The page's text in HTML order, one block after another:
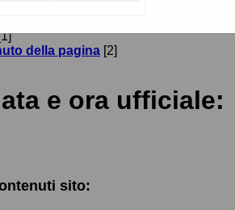
di contenuti
della pagina [2]
e ora ufficiale:
sito: